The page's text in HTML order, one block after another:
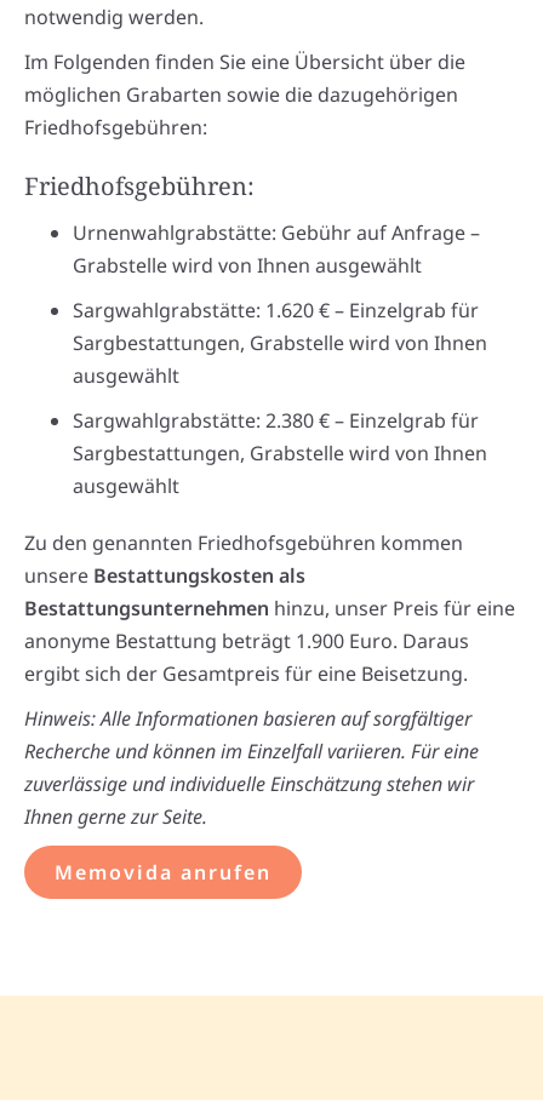
notwendig werden.
Im Folgenden finden Sie eine Übersicht über die
möglichen Grabarten sowie die dazugehörigen
Friedhofsgebühren:
Friedhofsgebühren:
Urnenwahlgrabstätte: Gebühr auf Anfrage –
Grabstelle wird von Ihnen ausgewählt
Sargwahlgrabstätte: 1.620 € – Einzelgrab für
Sargbestattungen, Grabstelle wird von Ihnen
ausgewählt
Sargwahlgrabstätte: 2.380 € – Einzelgrab für
Sargbestattungen, Grabstelle wird von Ihnen
ausgewählt
Zu den genannten Friedhofsgebühren kommen
unsere Bestattungskosten als
Bestattungsunternehmen hinzu, unser Preis für eine
anonyme Bestattung beträgt 1.900 Euro. Daraus
ergibt sich der Gesamtpreis für eine Beisetzung.
Hinweis: Alle Informationen basieren auf sorgfältiger
Recherche und können im Einzelfall variieren. Für eine
zuverlässige und individuelle Einschätzung stehen wir
Ihnen gerne zur Seite.
Memovida anrufen